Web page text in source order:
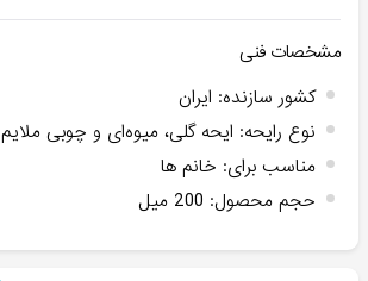
مشخصات فنی
کشور سازنده: ایران
نوع رایحه: ایحه گلی، میوه‌ای و چوبی ملایم
مناسب برای: خانم ها
حجم محصول: 200 میل